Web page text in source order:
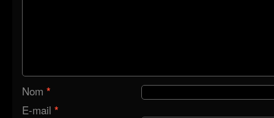
Nom *
E-mail *